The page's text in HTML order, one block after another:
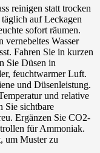
reinigen statt trocken
auf Leckagen
sofort räumen.
vernebeltes Wasser
Fahren Sie in kurzen
Sie Düsen in
feuchtwarmer Luft.
und Düsenleistung.
und relative
Sie sichtbare
Ergänzen Sie CO2-
für Ammoniak.
um Muster zu